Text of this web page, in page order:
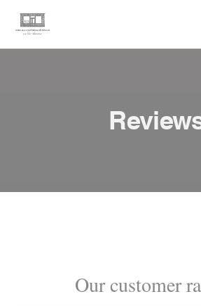
Our customer